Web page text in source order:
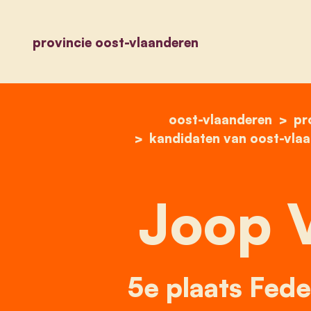
provincie oost-vlaanderen
oost-vlaanderen
kandidaten van oost-
Joop
5e plaats